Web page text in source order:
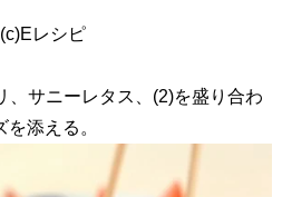
(c)Eレシピ
、サニーレタス、(2)を盛り合わ
添える。